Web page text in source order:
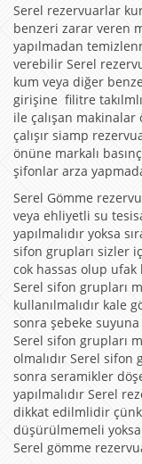
Serel rezervuarlar
benzeri zarar veren
yapılmadan
verebilir Serel
kum veya diğer
girişine filitre
ile çalışan
çalışır siamp
önüne markalı
şifonlar arza
Serel Gömme
veya ehliyetli su
yapılmalıdır yoksa
sifon grupları sizler
cok hassas olup
Serel sifon grupları
kullanılmalıdır kale
sonra şebeke
Serel sifon grupları
olmalıdır Serel sifon
sonra seramikler
yapılmalıdır Serel
dikkat edilmlidir
düşürülmemeli
Serel gömme